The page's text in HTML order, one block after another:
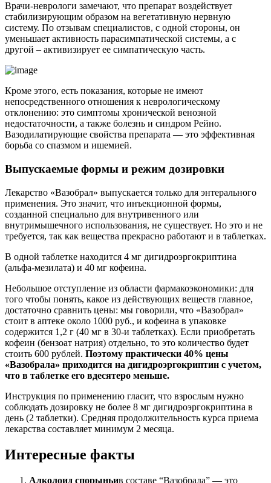
Врачи-неврологи замечают, что препарат воздействует
стабилизирующим образом на вегетативную нервную
систему. По отзывам специалистов, с одной стороны, он
уменьшает активность парасимпатической системы, а с
другой – активизирует ее симпатическую часть.
Кроме этого, есть показания, которые не имеют
непосредственного отношения к неврологическому
отклонению: это симптомы хронической венозной
недостаточности, а также болезнь и синдром Рейно.
Вазодилатирующие свойства препарата — это эффективная
борьба со спазмом и ишемией.
Выпускаемые формы и режим дозировки
Лекарство «Вазобрал» выпускается только для энтерального
применения. Это значит, что инъекционной формы,
созданной специально для внутривенного или
внутримышечного использования, не существует. Но это и не
требуется, так как вещества прекрасно работают и в таблетках.
В одной таблетке находится 4 мг дигидроэргокриптина
(альфа-мезилата) и 40 мг кофеина.
Небольшое отступление из области фармакоэкономики: для
того чтобы понять, какое из действующих веществ главное,
достаточно сравнить цены: мы говорили, что «Вазобрал»
стоит в аптеке около 1000 руб., и кофеина в упаковке
содержится 1,2 г (40 мг в 30-и таблетках). Если приобретать
кофеин (бензоат натрия) отдельно, то это количество будет
стоить 600 рублей. Поэтому практически 40% цены
«Вазобрала» приходится на дигидроэргокриптин с учетом,
что в таблетке его вдесятеро меньше.
Инструкция по применению гласит, что взрослым нужно
соблюдать дозировку не более 8 мг дигидроэргокриптина в
день (2 таблетки). Средняя продолжительность курса приема
лекарства составляет минимум 2 месяца.
Интересные факты
Алколоид спорыньив составе “Вазобрала” — это